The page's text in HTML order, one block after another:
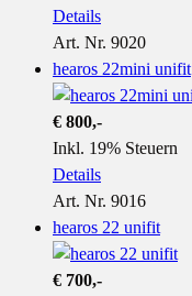
Details
Art. Nr. 9020
hearos 22mini unifit
€ 800,-
Inkl. 19% Steuern
Details
Art. Nr. 9016
hearos 22 unifit
€ 700,-